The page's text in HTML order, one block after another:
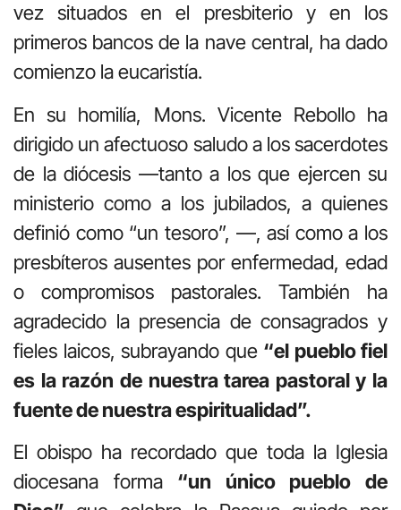
vez situados en el presbiterio y en los
primeros bancos de la nave central, ha dado
comienzo la eucaristía.
En su homilía, Mons. Vicente Rebollo ha
dirigido un afectuoso saludo a los sacerdotes
de la diócesis —tanto a los que ejercen su
ministerio como a los jubilados, a quienes
definió como “un tesoro”, —, así como a los
presbíteros ausentes por enfermedad, edad
o compromisos pastorales. También ha
agradecido la presencia de consagrados y
fieles laicos, subrayando que “el pueblo fiel
es la razón de nuestra tarea pastoral y la
fuente de nuestra espiritualidad”.
El obispo ha recordado que toda la Iglesia
diocesana forma “un único pueblo de